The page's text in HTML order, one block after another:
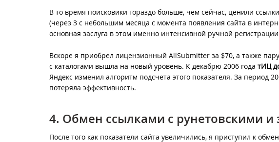
В то время поисковики гораздо больше, чем сейчас, ценили
(через 3 с небольшим месяца с момента появления сайта в
основная заслуга в этом именно интенсивной ручной регистрации
Вскоре я приобрел лицензионный AllSubmitter за $70, а также
с каталогами вышла на новый уровень. К декабрю 2006 года тИЦ
Яндекс изменил алгоритм подсчета этого показателя. За период
потеряла эффективность.
4. Обмен ссылками c рунетовскими
После того как показатели сайта увеличились, я приступил к